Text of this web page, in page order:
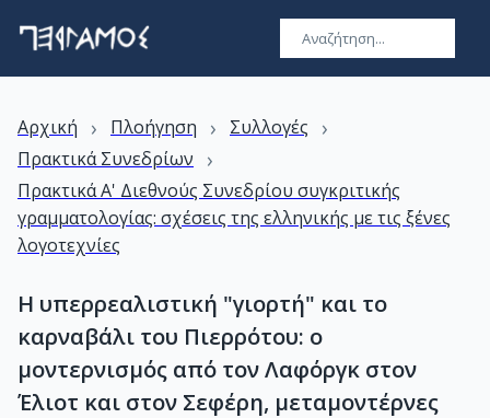
Αρχική › Πλοήγηση › Συλλογές ›
Πρακτικά Συνεδρίων ›
Πρακτικά Α' Διεθνούς Συνεδρίου συγκριτικής
γραμματολογίας: σχέσεις της ελληνικής με τις ξένες
λογοτεχνίες
Η υπερρεαλιστική "γιορτή" και το
καρναβάλι του Πιερρότου: ο
μοντερνισμός από τον Λαφόργκ στον
Έλιοτ και στον Σεφέρη, μεταμοντέρνες